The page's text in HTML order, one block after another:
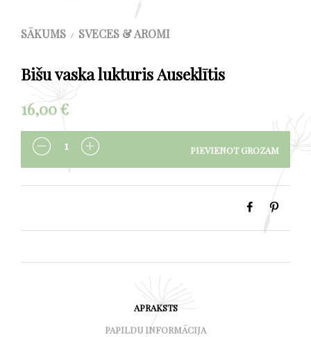
SĀKUMS / SVECES & AROMI
Bišu vaska lukturis Auseklītis
16,00€
DAUDZUMS PIEVIENOT GROZAM
APRAKSTS
PAPILDU INFORMĀCIJA